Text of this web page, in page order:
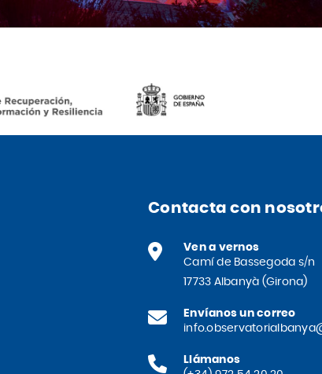
Contacta con
Ven a vernos
Camí de Bassegoda s/n
17733 Albanyà (Girona)
Envíanos un correo
Llámanos